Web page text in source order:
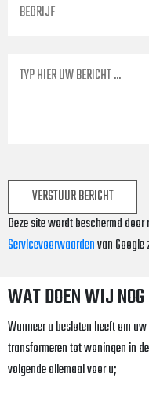
Deze site wordt beschermd door
Servicevoorwaardenvan
WAT DOEN WIJ
Wanneer u besloten heeft om
transformeren tot woningen in
volgende allemaal voor u;